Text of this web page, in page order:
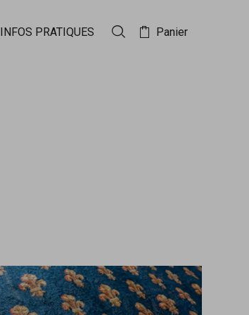
INFOS PRATIQUES Rechercher dans la
Panier